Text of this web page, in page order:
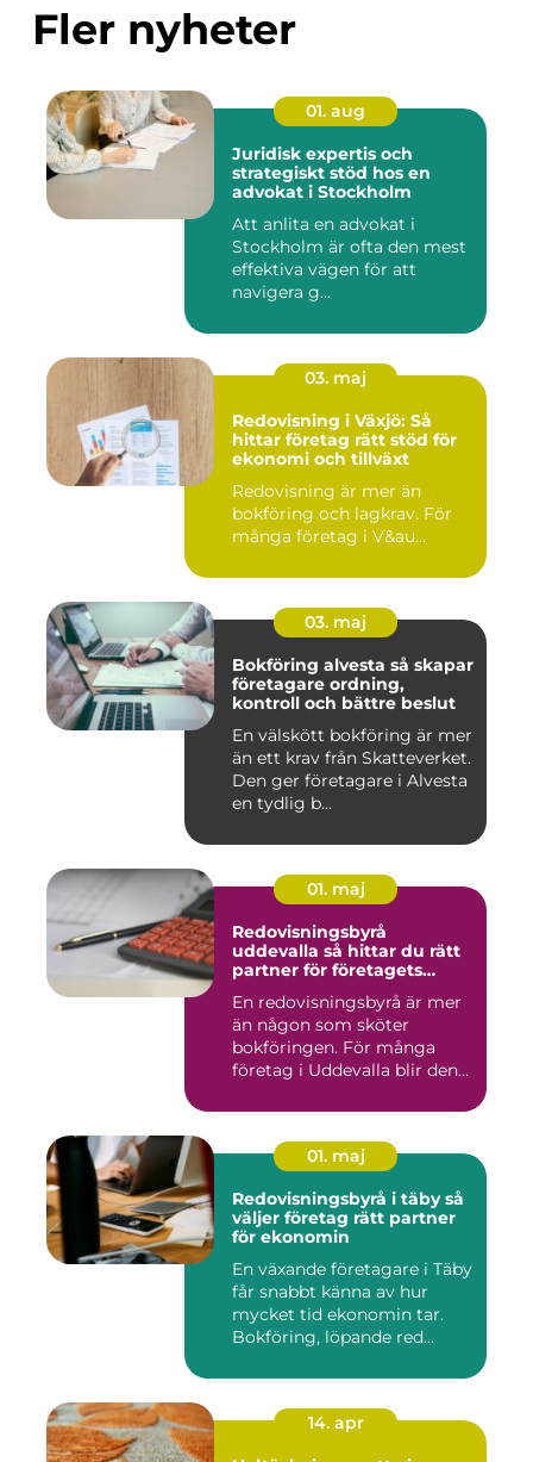
Fler nyheter
01. aug
Juridisk expertis och
strategiskt stöd hos en
advokat i Stockholm
Att anlita en advokat i
Stockholm är ofta den mest
effektiva vägen för att
navigera g...
03. maj
Redovisning i Växjö: Så
hittar företag rätt stöd för
ekonomi och tillväxt
Redovisning är mer än
bokföring och lagkrav. För
många företag i V&au...
03. maj
Bokföring alvesta så skapar
företagare ordning,
kontroll och bättre beslut
En välskött bokföring är mer
än ett krav från Skatteverket.
Den ger företagare i Alvesta
en tydlig b...
01. maj
Redovisningsbyrå
uddevalla så hittar du rätt
partner för företagets
En redovisningsbyrå är mer
än någon som sköter
bokföringen. För många
företag i Uddevalla blir den
01. maj
Redovisningsbyrå i täby så
väljer företag rätt partner
för ekonomin
En växande företagare i Täby
får snabbt känna av hur
mycket tid ekonomin tar.
Bokföring, löpande red...
14. apr